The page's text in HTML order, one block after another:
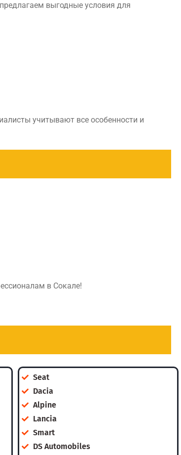
выгодные условия для
учитывают все особенности и
в Сокале!
Seat
Dacia
Alpine
Lancia
Smart
DS Automobiles